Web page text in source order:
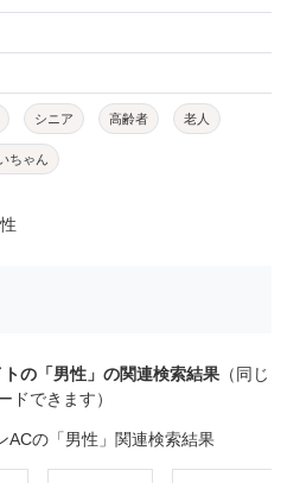
シニア 高齢者 老人
ちゃん
の「男性」の関連検索結果 （同じ
ドできます）
ACの「男性」関連検索結果